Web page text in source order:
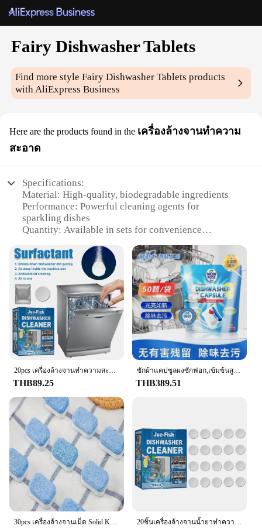
Fairy Dishwasher Tablets
Find more styleFairy Dishwasher Tablets products
with AliExpress Business
Here are the products found in the เครื่องล้างจานทำความ
สะอาด
Specifications:
Material: High-quality, biodegradable ingredients
Performance: Powerful cleaning agents for
sparkling dishes
Quantity: Available in sets for convenience
Usage: Ideal for automatic dishwashers
Category: Dishwasher tablets, a must-have for every
household
Features:
**Eco-Friendly Cleaning Solution**
The Fairy Dishwasher Tablets are not just your
ordinary dishwashing aids; they are a step towards a
greener, more sustainable lifestyle. Made from
biodegradable materials, these tablets ensure that
your dishwashing routine does not contribute to
environmental pollution. The tablets are designed to
choice for eco-conscious consumers.
**Effortless Cleaning Performance**
These tablets are formulated to deliver exceptional
cleaning performance, leaving your dishes spotless
and sparkling. The powerful cleaning agents tackle
tough stains and grime, ensuring that your dishes
are ready to use after each wash. Whether it's a
family dinner or a casual get-together, the Fairy
Dishwasher Tablets will help you maintain a pristine
kitchen environment.
20pcs เครื่องล้างจานทําความสะอาดเม็ดขจัด Limescale Build Up และกลิ่นเครื่องล้างจานทําความสะอาดที่มีประสิทธิภาพสูงเครื่องมือทําความสะอาดห้องครัว
THB89.25
ซักผ้าแคปซูลผงซักฟอก,เข้มข้นสูงในประเทศ,ห้องครัวเครื่องล้างจานผงซักฟอกเม็ด,สําหรับเครื่องล้างจานเครื่องซักผ้า,50 ชิ้น
THB389.51
30pcs เครื่องล้างจานเม็ด Solid KITCHEN ผงซักฟอก All In One เป็นมิตรกับสิ่งแวดล้อมแบบพกพาเข้มข้นล้างบล็อกเครื่องล้างจาน 20ชิ้นเครื่องล้างจานน้ำยาทำความสะอาดคราบน้ำมันที่แข็งแกร่งขจัดคราบตะกรันแท็บเล็ตผงซักฟอกทำความสะอาดเครื่องล้างจานอุปกรณ์ทำความสะอาดในห้องครัว